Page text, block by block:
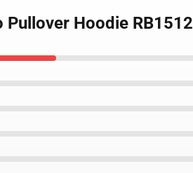
Hoodie RB1512